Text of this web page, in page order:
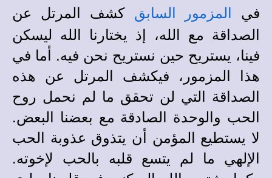
في المزمور السابق
كشف المرتل عن
الصداقة مع الله، إذ يختارنا الله ليسكن
فينا، يستريح حين نستريح نحن فيه. أما في
هذا المزمور، فيكشف المرتل عن هذه
الصداقة التي لن تحقق ما لم نحمل روح
الحب والوحدة الصادقة مع بعضنا البعض.
لا يستطيع المؤمن أن يتذوق عذوبة الحب
الإلهي ما لم يتسع قلبه بالحب لإخوته.